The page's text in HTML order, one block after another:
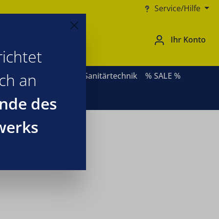
Service/Hilfe
Ihr Konto
Heizsysteme Sanitärtechnik % SALE %
an
des